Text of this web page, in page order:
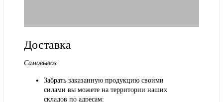
Доставка
Самовывоз
Забрать заказанную продукцию своими
силами вы можете на территории наших
складов по адресам: